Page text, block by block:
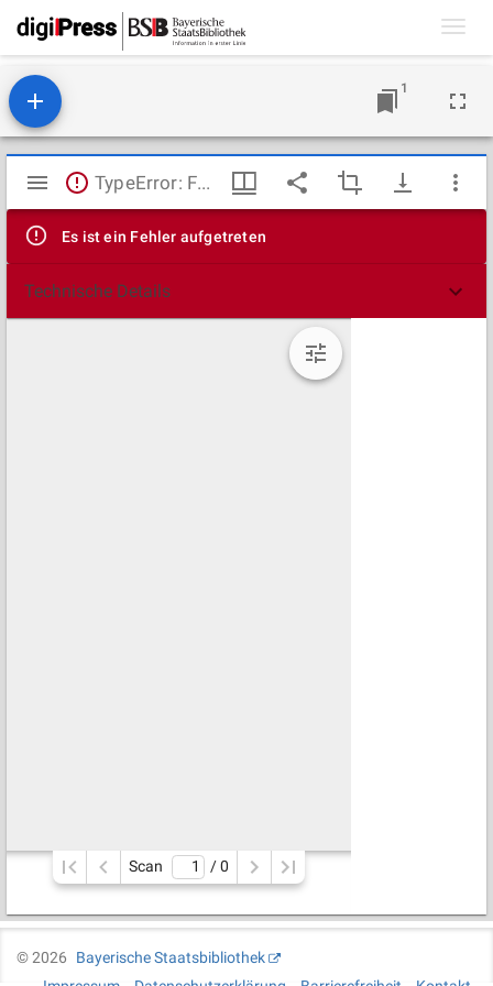
1
Mirador
Viewer
TypeError: Failed to fetch
Es ist ein Fehler aufgetreten
Technische Details
Scan / 0
©2026
Bayerische Staatsbibliothek